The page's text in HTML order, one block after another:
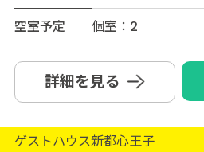
空室予定
個室：2
詳細を見る
ゲストハウス新都心王子